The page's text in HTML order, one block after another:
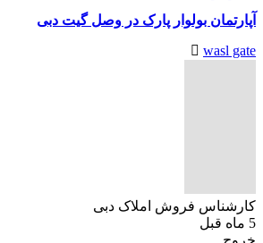
آپارتمان بولوار پارک در وصل گیت دبی
wasl gate
کارشناس فروش املاک دبی
5 ماه قبل